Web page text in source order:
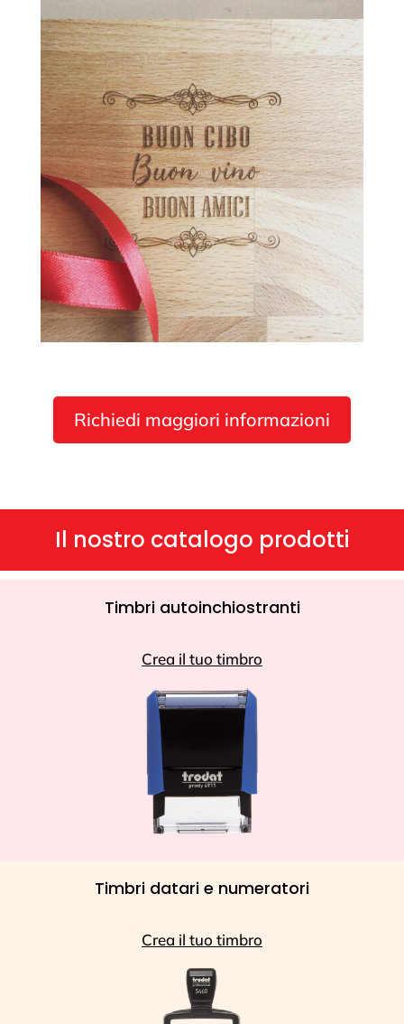
Richiedi maggiori informazioni
Il nostro catalogo prodotti
Timbri autoinchiostranti
Crea il tuo timbro
Timbri datari e numeratori
Crea il tuo timbro